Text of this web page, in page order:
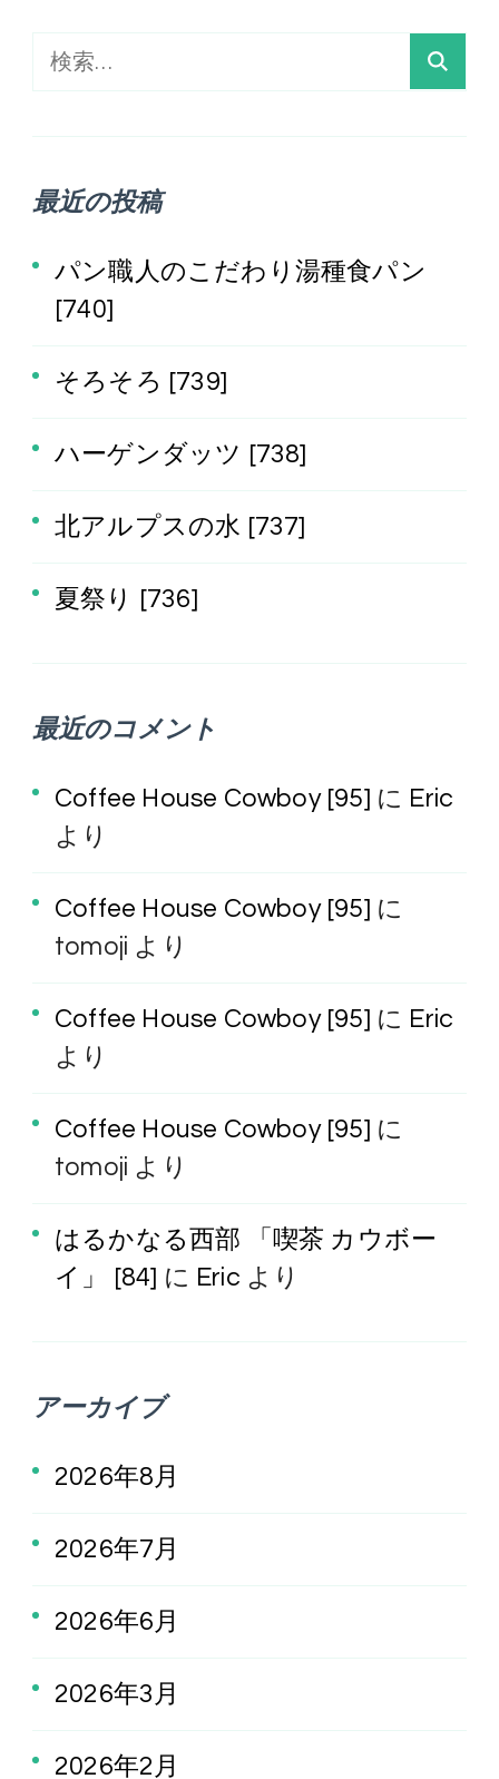
検
最近の投稿
パン職人のこだわり湯種食パン
[740]
そろそろ [739]
ハーゲンダッツ [738]
北アルプスの水 [737]
夏祭り [736]
最近のコメント
Coffee House Cowboy [95] に Eric
より
Coffee House Cowboy [95] に
tomoji より
Coffee House Cowboy [95] に Eric
より
Coffee House Cowboy [95] に
tomoji より
はるかなる西部 「喫茶 カウボー
イ」 [84] に Eric より
アーカイブ
2026年8月
2026年7月
2026年6月
2026年3月
2026年2月